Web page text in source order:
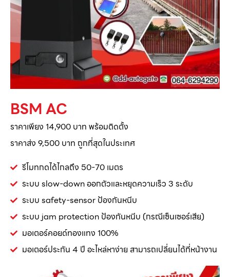
BSM AC
ราคาเพียง 14,900 บาท พร้อมติดตั้ง
ราคาส่ง 9,500 บาท ถูกที่สุดในประเทศ
รีโมทกดได้ไกลถึง 50-70 เมตร
ระบบ slow-down ออกตัวและหยุดความเร็ว 3 ระดับ
ระบบ safety-sensor ป้องกันหนีบ
ระบบ jam protection ป้องกันหนีบ (กรณีเซ็นเซอร์เสีย)
มอเตอร์คอยด์ทองแทง 100%
มอเตอร์ประกัน 4 ปี อะไหล่หาง่าย สามารถเปลี่ยนได้ที่หน้างาน